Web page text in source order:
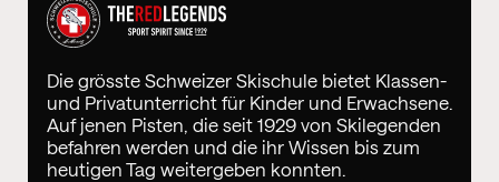
Die grösste Schweizer Skischule bietet Klassen-
und Privatunterricht für Kinder und Erwachsene.
Auf jenen Pisten, die seit 1929 von Skilegenden
befahren werden und die ihr Wissen bis zum
heutigen Tag weitergeben konnten.